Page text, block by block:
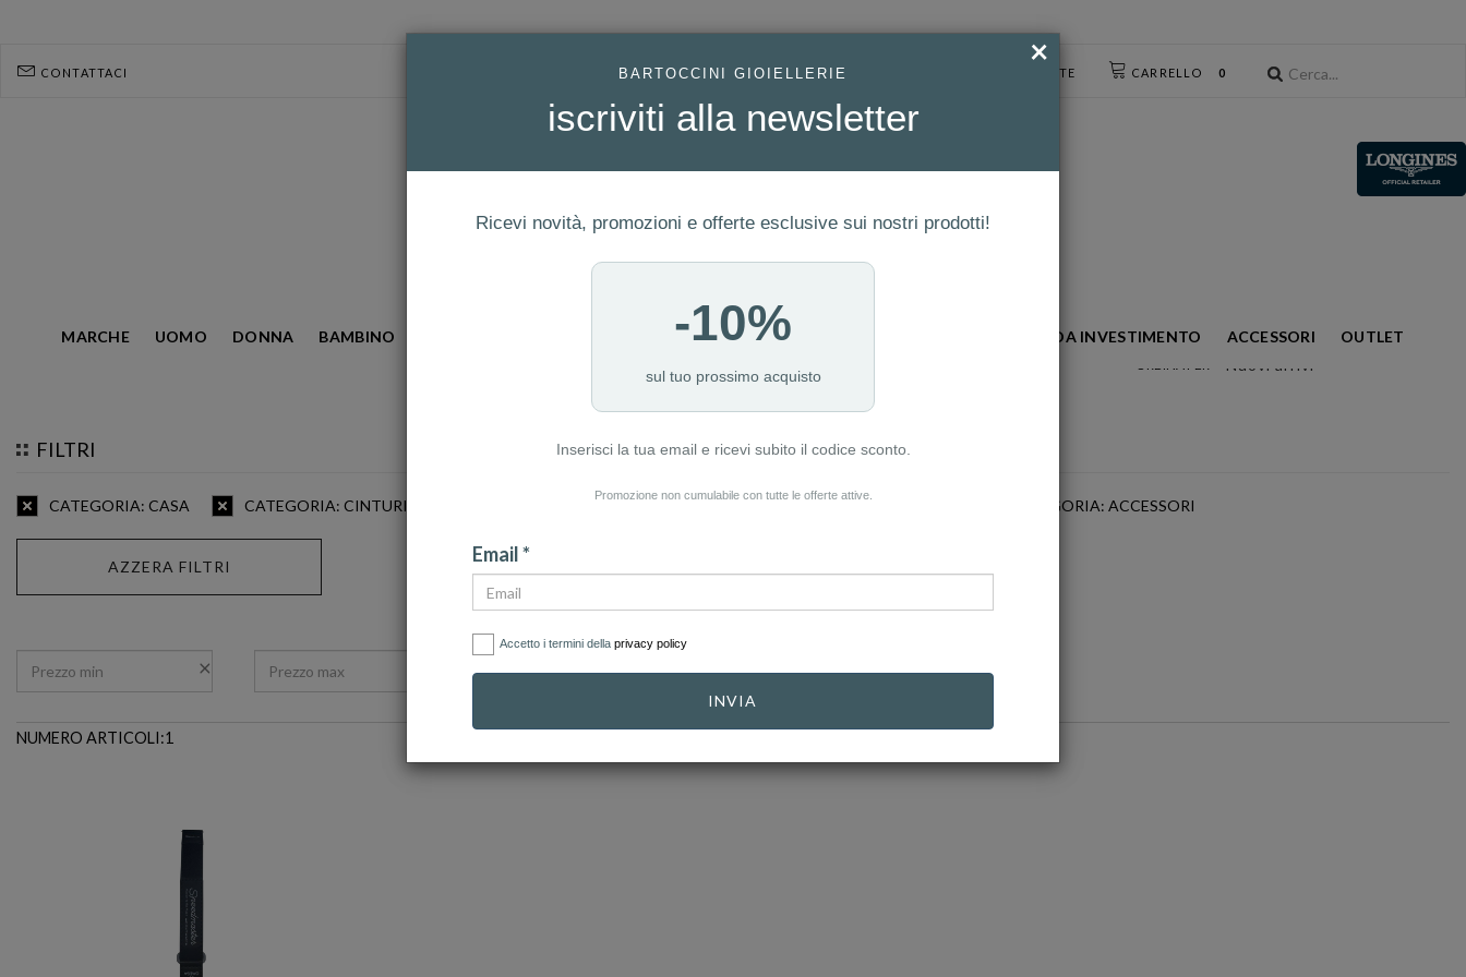
CARRELLO 0
ACCESSO UTENTE
CONTATTACI
MARCHE UOMO DONNA BAMBINO GIOIELLI MODA OROLOGI ORO DA INVESTIMENTO ACCESSORI
OUTLET
HOMEPAGE
SWATCH
ORDINA PER
Nuovi arrivi
FILTRI
CATEGORIA: CASA CATEGORIA: CINTURINI CATEGORIA: PENNE E PELLETTERIA CATEGORIA: SERVIZI CATEGORIA: ACCESSORI
AZZERA FILTRI
CATEGORIE
NUMERO ARTICOLI:1
×
BARTOCCINI GIOIELLERIE
iscriviti alla newsletter
Ricevi novità, promozioni e offerte esclusive sui nostri prodotti!
-10%
sul tuo prossimo acquisto
Inserisci la tua email e ricevi subito il codice sconto.
Promozione non cumulabile con tutte le offerte attive.
Email *
Accetto i termini della privacy policy
INVIA